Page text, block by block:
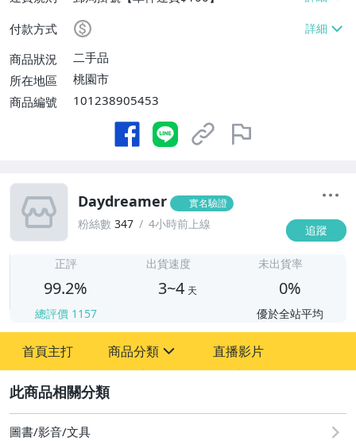
付款方式
商品狀況
二手品
所在地區
桃園市
商品編號
101238905453
Daydreamer 實名驗證
粉絲數 347 4小時前上線 追蹤
正評
99.2%
總評價 1157
出貨速度
3~4 天
未出貨率
0%
優於全站平均
首頁主打 商品分類
圖書/影音/文具
成人專區
直播影片
圖書/影音/文具